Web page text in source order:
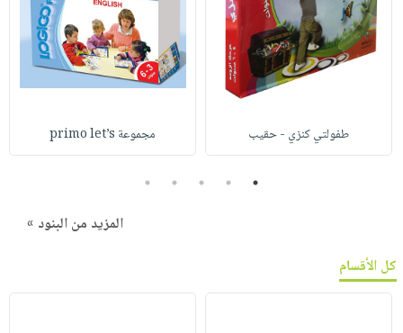
طفولتي كنزي - حقيب مجموعة primo let’s
1
2
3
4
5
المزيد من البنود »
كل الأقسام